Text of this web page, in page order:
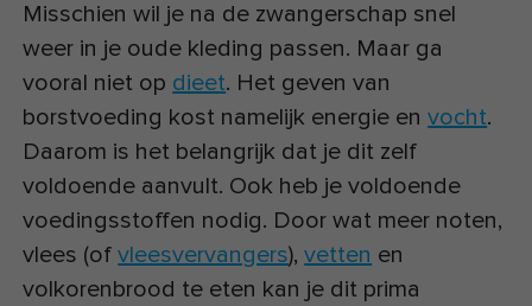
Misschien wil je na de zwangerschap snel
weer in je oude kleding passen. Maar ga
vooral niet op dieet. Het geven van
borstvoeding kost namelijk energie envocht.
Daarom is het belangrijk dat je dit zelf
voldoende aanvult. Ook heb je voldoende
voedingsstoffen nodig. Door wat meer noten,
vlees (ofvleesvervangers),vetten en
volkorenbrood te eten kan je dit prima